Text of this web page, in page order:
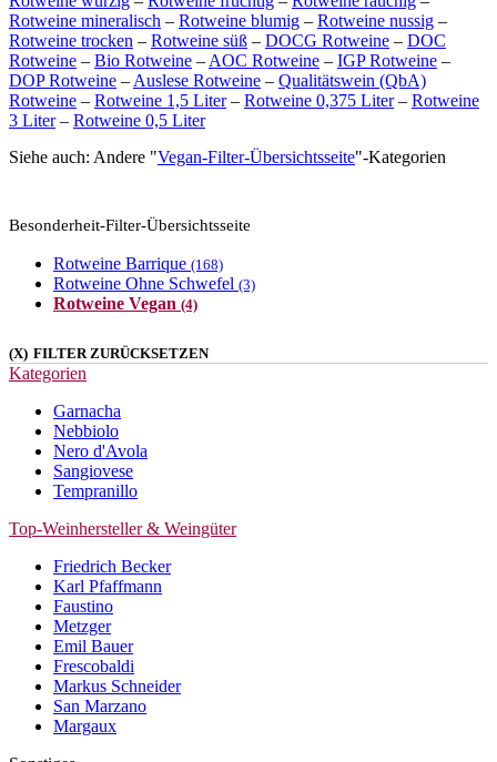
Rotweine mineralisch – Rotweine blumig – Rotweine nussig –
Rotweine trocken – Rotweine süß – DOCG Rotweine – DOC
Rotweine – Bio Rotweine – AOC Rotweine – IGP Rotweine –
DOP Rotweine – Auslese Rotweine – Qualitätswein (QbA)
Rotweine – Rotweine 1,5 Liter– Rotweine 0,375 Liter– Rotweine
3 Liter– Rotweine 0,5 Liter
Siehe auch: Andere "Vegan-Filter-Übersichtsseite"-Kategorien
Besonderheit-Filter-Übersichtsseite
Rotweine Barrique (168)
Rotweine Ohne Schwefel (3)
Rotweine Vegan (4)
(X) FILTER ZURÜCKSETZEN
Kategorien
Garnacha
Nebbiolo
Nero d'Avola
Sangiovese
Tempranillo
Top-Weinhersteller & Weingüter
Friedrich Becker
Karl Pfaffmann
Faustino
Metzger
Emil Bauer
Frescobaldi
Markus Schneider
San Marzano
Margaux